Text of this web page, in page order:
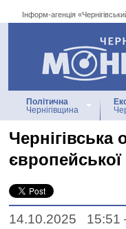
Інформ-агенція
Інформ-
Політична
Чернігівщина
Чернігівська
14.10.2025 15:51